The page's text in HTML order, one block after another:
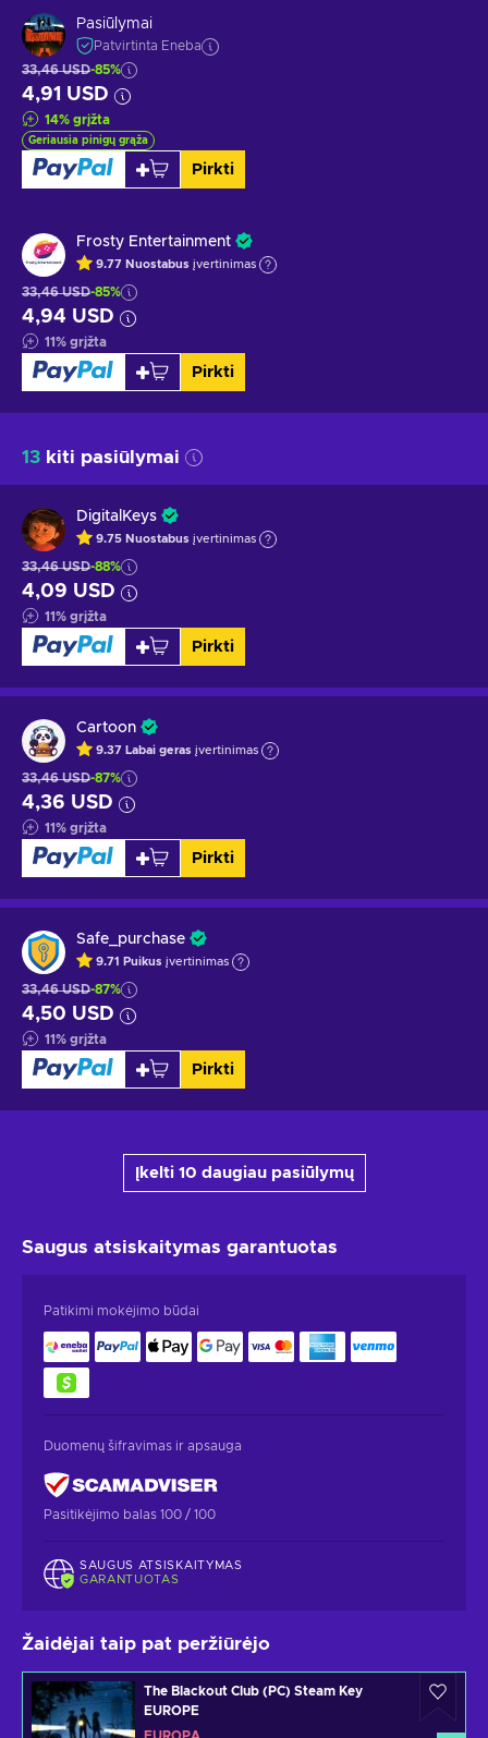
Pasiūlymai
Patvirtinta Eneba
33,46 USD-85%
4,91 USD
14% grįžta
Geriausia pinigų grąža
Pirkti
Frosty Entertainment
9.77 Nuostabus įvertinimas
33,46 USD-85%
4,94 USD
11% grįžta
Pirkti
13 kiti pasiūlymai
DigitalKeys
9.75 Nuostabus įvertinimas
33,46 USD-88%
4,09 USD
11% grįžta
Pirkti
Cartoon
9.37 Labai geras įvertinimas
33,46 USD-87%
4,36 USD
11% grįžta
Pirkti
Safe_purchase
9.71 Puikus įvertinimas
33,46 USD-87%
4,50 USD
11% grįžta
Pirkti
Įkelti 10 daugiau pasiūlymų
Saugus atsiskaitymas garantuotas
Patikimi mokėjimo būdai
Duomenų šifravimas ir apsauga
Pasitikėjimo balas 100 / 100
SAUGUS ATSISKAITYMAS
GARANTUOTAS
Žaidėjai taip pat peržiūrėjo
The Blackout Club (PC) Steam Key
EUROPE